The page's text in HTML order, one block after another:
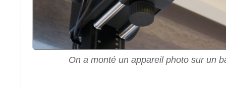
On a monté un appareil photo sur un